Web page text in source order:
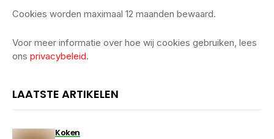
Cookies worden maximaal 12 maanden bewaard.
Voor meer informatie over hoe wij cookies gebruiken, lees
ons privacybeleid.
LAATSTE ARTIKELEN
Koken